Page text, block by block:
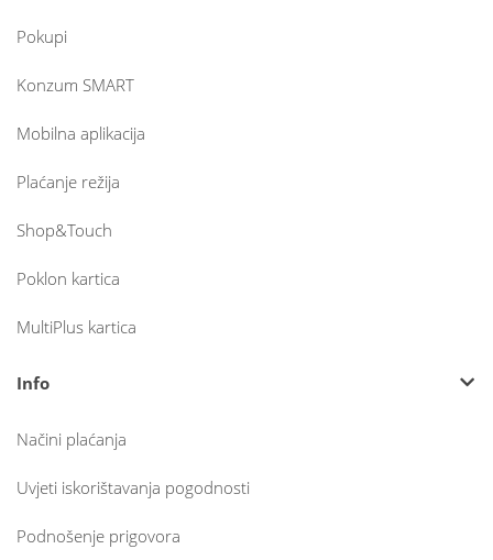
Pokupi
Konzum SMART
Mobilna aplikacija
Plaćanje režija
Shop&Touch
Poklon kartica
MultiPlus kartica
Info
Načini plaćanja
Uvjeti iskorištavanja pogodnosti
Podnošenje prigovora